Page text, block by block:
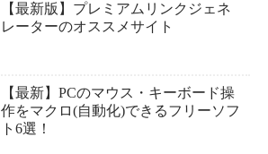
【最新版】プレミアムリンクジェネ
レーターのオススメサイト
【最新】PCのマウス・キーボード操
作をマクロ(自動化)できるフリーソフ
ト6選！